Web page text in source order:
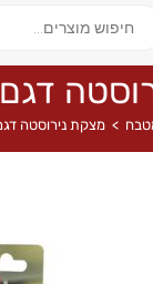
> מצקת נירוסטה